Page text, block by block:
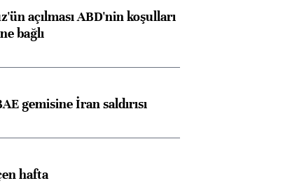
açılması ABD'nin koşulları
bağlı
gemisine İran saldırısı
hafta